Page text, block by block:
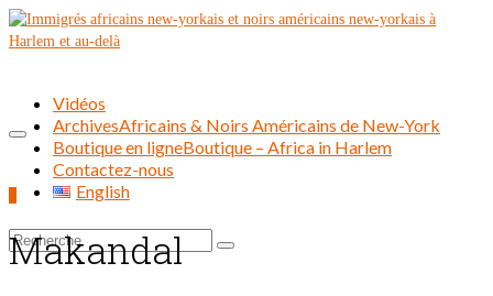
Rechercher :
Vidéos
ArchivesAfricains & Noirs Américains de New-York
Boutique en ligneBoutique – Africa in Harlem
Contactez-nous
English
Makandal